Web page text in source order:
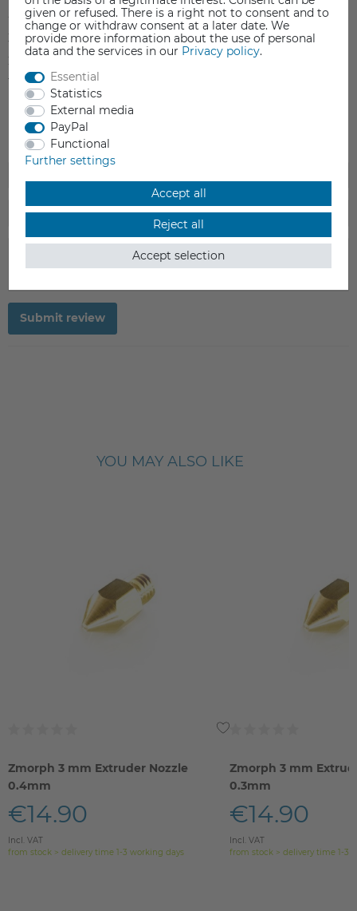
4
0
3
0
2
1
Submit review
YOU MAY ALSO LIKE
Zmorph 3 mm Extruder Nozzle
0.4mm
€14.90
Incl. VAT
from stock > delivery time 1-3 working days
Zmorph 3 mm
0.3mm
€14.90
Incl. VAT
from stock > delivery time 1-3
given or refused. There is a right not to consent and to
change or withdraw consent at a later date. We
provide more information about the use of personal
data and the services in our Privacy policy.
Essential
Statistics
External media
PayPal
Functional
Further settings
Accept all
Reject all
Accept selection